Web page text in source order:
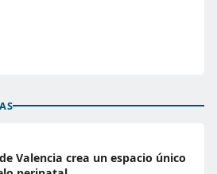
Valencia crea un espacio único